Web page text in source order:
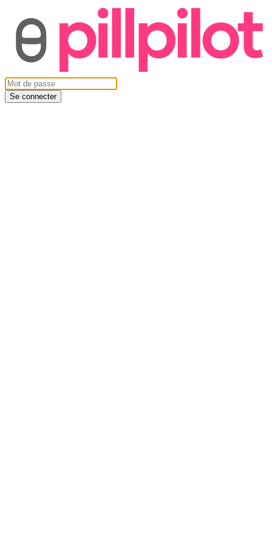
Se connecter